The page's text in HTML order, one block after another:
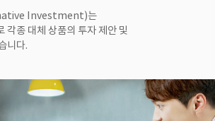
Investment)는
각종 대체 상품의 투자 제안 및
니다.